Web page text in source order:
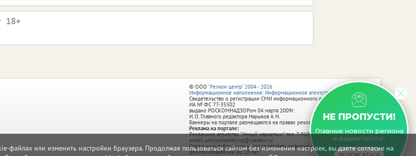
файлах или изменить настройки браузера. Продолжая пользоваться сайтом без изменения настроек, вы даете согласие на
НЕ ПРОПУСТИ!
Главные новости региона
в вашей почте!
© ООО "Регион центр" 2004 - 2026
Информационное наполнение: Информационное агентство vRossii.ru
Свидетельство о регистрации СМИ информационного агентства vRossii.ru
ИА № ФС 77‑35502
выдано РОСКОМНАДЗОРом 04 марта 2009г.
И. О. Главного редактора Нарыков А. Н.
Баннеры на портале размещаются на правах рекламы.
Реклама на портале:
Рекламное агентство "Умный маркетинг" тел. 7-910-267-70-40,
email: umnyy.marketing@yandex.ru
Отдельные публикации могут содержать информацию, не предназначенную
для пользователей до 18 лет.